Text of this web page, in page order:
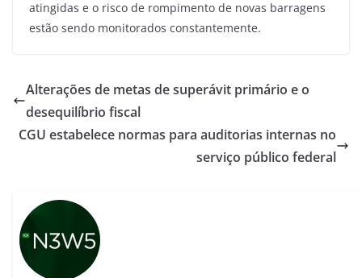
atingidas e o risco de rompimento de novas barragens
estão sendo monitorados constantemente.
Alterações de metas de superávit primário e o
desequilíbrio fiscal
CGU estabelece normas para auditorias internas no
serviço público federal